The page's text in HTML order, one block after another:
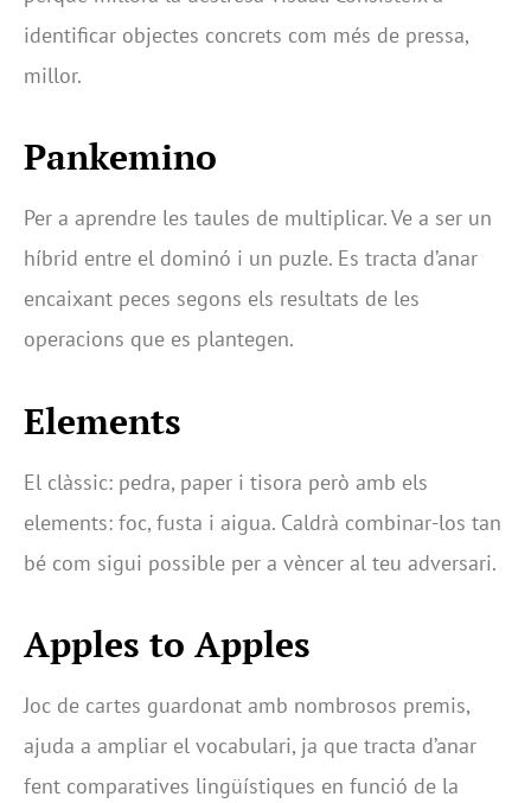
identificar objectes concrets com més de pressa,
millor.
Pankemino
Per a aprendre les taules de multiplicar. Ve a ser un
híbrid entre el dominó i un puzle. Es tracta d’anar
encaixant peces segons els resultats de les
operacions que es plantegen.
Elements
El clàssic: pedra, paper i tisora però amb els
elements: foc, fusta i aigua. Caldrà combinar-los tan
bé com sigui possible per a vèncer al teu adversari.
Apples to Apples
Joc de cartes guardonat amb nombrosos premis,
ajuda a ampliar el vocabulari, ja que tracta d’anar
fent comparatives lingüístiques en funció de la